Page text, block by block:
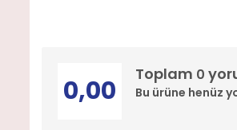
Toplam 0
Bu ürüne henüz
0,00